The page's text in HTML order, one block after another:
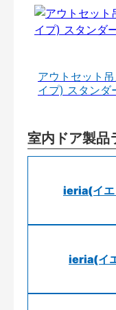
アウトセット
イプ) スタンダ
室内ドア製品
ieria(イエ
ieria(イ